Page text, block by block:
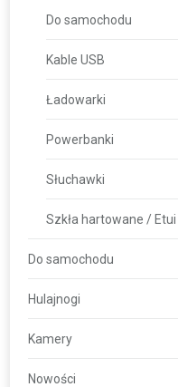
Do samochodu
Kable USB
Ładowarki
Powerbanki
Słuchawki
Szkła hartowane / Etui
Do samochodu
Hulajnogi
Kamery
Nowości